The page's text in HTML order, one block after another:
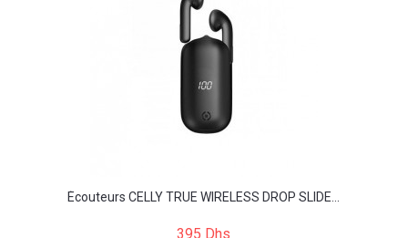
Écouteurs CELLY TRUE WIRELESS DROP SLIDE...
395 Dhs